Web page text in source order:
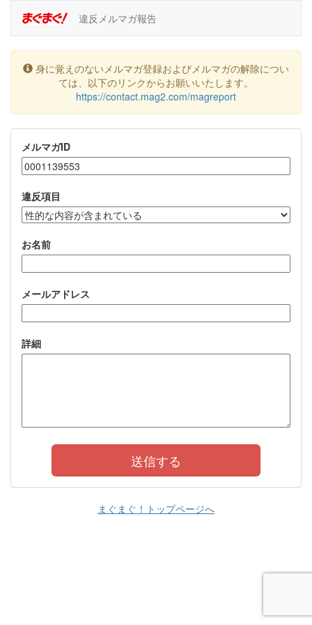
違反メルマガ報告
身に覚えのないメルマガ登録およびメルマガの解除につい
ては、以下のリンクからお願いいたします。
https://contact.mag2.com/magreport
メルマガID
違反項目
お名前
メールアドレス
詳細
まぐまぐ！トップページへ